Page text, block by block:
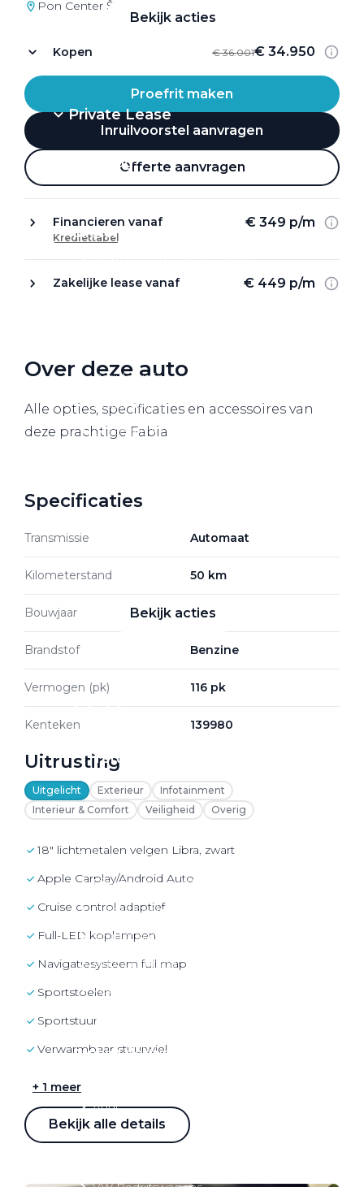
Bekijk acties
Private Lease
Terug
Direct naar
Website Pon Center Zakelijk
Berijdersinfo
Lease acties
Lease a Bike
voordeel
Bekijk acties
Zakelijk
Terug
Over elektrisch rijden
Bijtelling en belastingvoordelen
Onderhoud en kosten
Shuttel laadoplossingen
Duurzaamheid
Voordelen
Veelgestelde vragen
Aanbod elektrisch
Audi
Škoda
Pon Center Škoda Utrecht
Kopen € 36.001€ 34.950
Proefrit maken
Inruilvoorstel aanvragen
Offerte aanvragen
Financieren vanaf € 349 p/m
Krediettabel
Zakelijke lease vanaf € 449 p/m
Over deze auto
Alle opties, specificaties en accessoires van
deze prachtige Fabia
Specificaties
Transmissie Automaat
Kilometerstand 50 km
Bouwjaar 2026
Brandstof Benzine
Vermogen (pk) 116 pk
Kenteken 139980
Uitrusting
Uitgelicht Exterieur
Infotainment
Interieur & Comfort
Veiligheid Overig
18" lichtmetalen velgen Libra, zwart
Apple Carplay/Android Auto
cruise control adaptief
full-LED koplampen
navigatiesysteem full map
sportstoelen
sportstuur
Verwarmbaar stuurwiel
+ 1 meer
Bekijk alle details